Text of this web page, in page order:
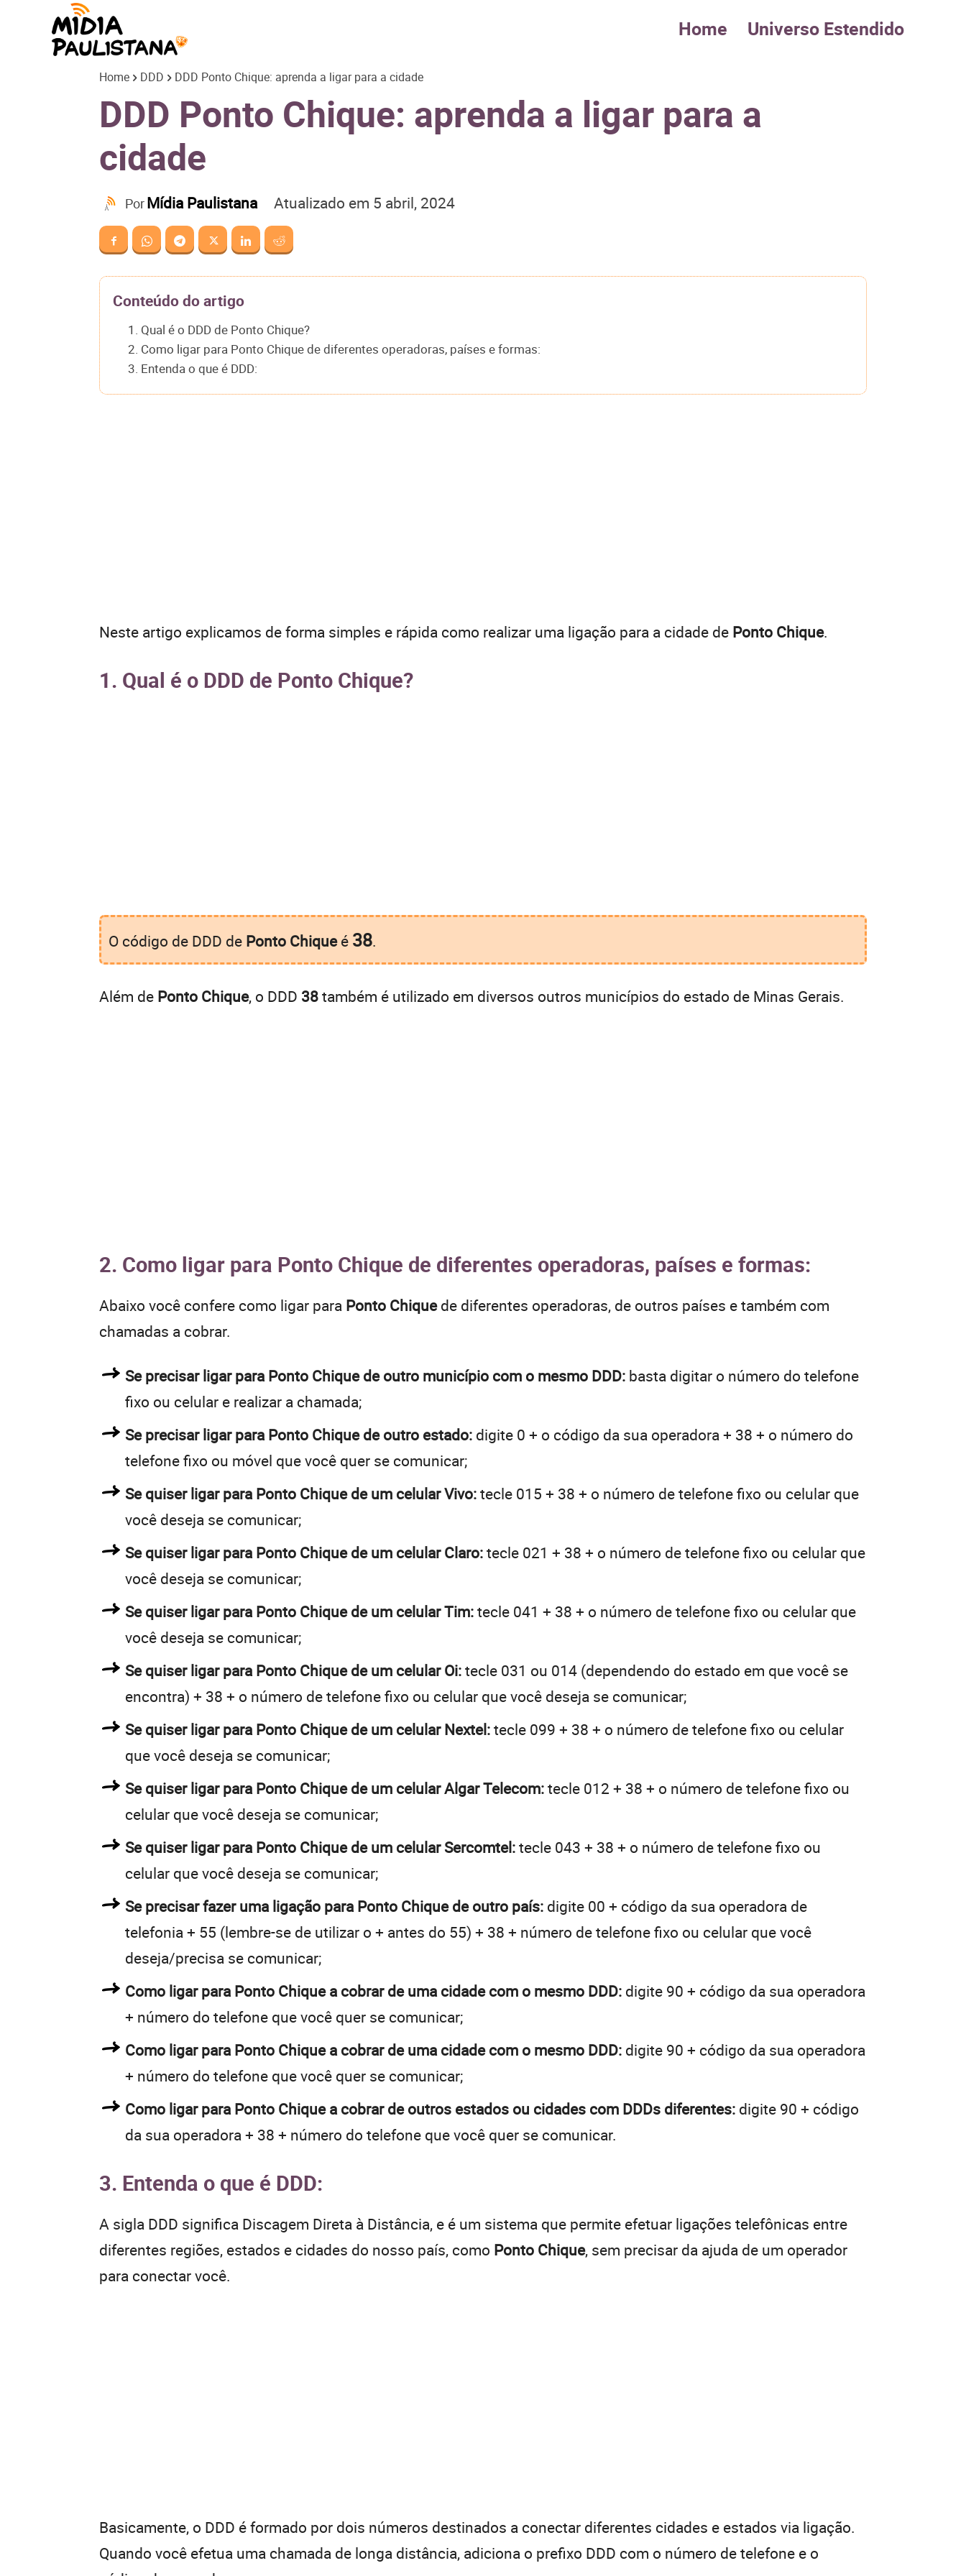
Paulistana
Home Universo Estendido
Home DDD DDD Ponto Chique: aprenda a ligar para a cidade
DDD Ponto Chique: aprenda a ligar para a
cidade
PorMídia Paulistana Atualizado em 5 abril, 2024
Conteúdo do artigo
1. Qual é o DDD de Ponto Chique?
2. Como ligar para Ponto Chique de diferentes operadoras, países e formas:
3. Entenda o que é DDD:
Neste artigo explicamos de forma simples e rápida como realizar uma ligação para a cidade de Ponto Chique.
1. Qual é o DDD de Ponto Chique?
O código de DDD de Ponto Chiqueé 38.
Além de Ponto Chique, o DDD 38também é utilizado em diversos outros municípios do estado de Minas Gerais.
2. Como ligar para Ponto Chique de diferentes operadoras, países e formas:
Abaixo você confere como ligar para Ponto Chiquede diferentes operadoras, de outros países e também com
chamadas a cobrar.
Se precisar ligar para Ponto Chique de outro município com o mesmo DDD: basta digitar o número do telefone
fixo ou celular e realizar a chamada;
Se precisar ligar para Ponto Chique de outro estado: digite 0 + o código da sua operadora + 38 + o número do
telefone fixo ou móvel que você quer se comunicar;
Se quiser ligar para Ponto Chique de um celular Vivo:tecle 015 + 38 + o número de telefone fixo ou celular que
você deseja se comunicar;
Se quiser ligar para Ponto Chique de um celular Claro:tecle 021 + 38 + o número de telefone fixo ou celular que
você deseja se comunicar;
Se quiser ligar para Ponto Chique de um celular Tim:tecle 041 + 38 + o número de telefone fixo ou celular que
você deseja se comunicar;
Se quiser ligar para Ponto Chique de um celular Oi:tecle 031 ou 014 (dependendo do estado em que você se
encontra) + 38 + o número de telefone fixo ou celular que você deseja se comunicar;
Se quiser ligar para Ponto Chique de um celular Nextel:tecle 099 + 38 + o número de telefone fixo ou celular
que você deseja se comunicar;
Se quiser ligar para Ponto Chique de um celular Algar Telecom:tecle 012 + 38 + o número de telefone fixo ou
celular que você deseja se comunicar;
Se quiser ligar para Ponto Chique de um celular Sercomtel:tecle 043 + 38 + o número de telefone fixo ou
celular que você deseja se comunicar;
Se precisar fazer uma ligação para Ponto Chique de outro país: digite 00 + código da sua operadora de
telefonia + 55 (lembre-se de utilizar o + antes do 55) + 38 + número de telefone fixo ou celular que você
deseja/precisa se comunicar;
Como ligar para Ponto Chique a cobrar de uma cidade com o mesmo DDD: digite 90 + código da sua operadora
+ número do telefone que você quer se comunicar;
Como ligar para Ponto Chique a cobrar de uma cidade com o mesmo DDD: digite 90 + código da sua operadora
+ número do telefone que você quer se comunicar;
Como ligar para Ponto Chique a cobrar de outros estados ou cidades com DDDs diferentes: digite 90 + código
da sua operadora + 38 + número do telefone que você quer se comunicar.
3. Entenda o que é DDD:
A sigla DDD significa Discagem Direta à Distância, e é um sistema que permite efetuar ligações telefônicas entre
diferentes regiões, estados e cidades do nosso país, como Ponto Chique, sem precisar da ajuda de um operador
para conectar você.
Basicamente, o DDD é formado por dois números destinados a conectar diferentes cidades e estados via ligação.
Quando você efetua uma chamada de longa distância, adiciona o prefixo DDD com o número de telefone e o